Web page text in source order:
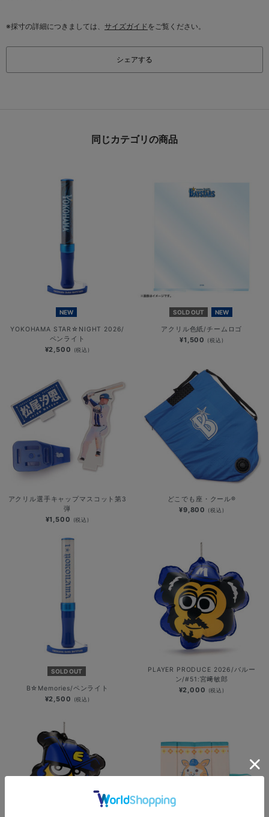
※採寸の詳細につきましては、 サイズガイドをご覧ください。
シェアする
同じカテゴリの商品
NEW
YOKOHAMA STAR☆NIGHT 2026/
ペンライト
¥2,500 (税込)
SOLD OUT NEW
アクリル色紙/チームロゴ
¥1,500 (税込)
アクリル選手キャップマスコット第3
弾
¥1,500 (税込)
どこでも座・クール®
¥9,800 (税込)
SOLD OUT
B☆Memories/ペンライト
¥2,500 (税込)
PLAYER PRODUCE 2026/バルー
ン/#51:宮﨑敏郎
¥2,000 (税込)